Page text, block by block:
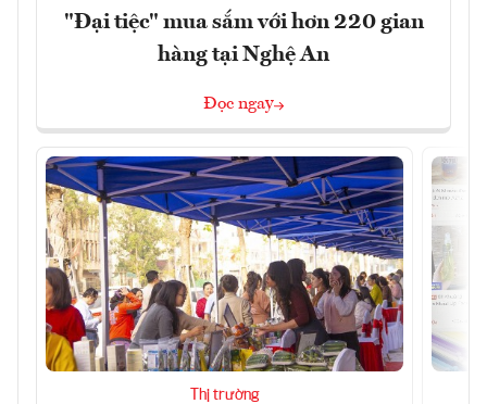
"Đại tiệc" mua sắm với hơn 220 gian
hàng tại Nghệ An
Đọc ngay
Thị trường